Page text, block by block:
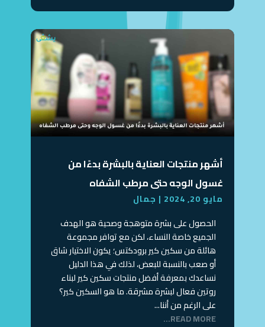
أشهر منتجات العناية بالبشرة بدءًا من
غسول الوجه حتى مرطب الشفاه
مايو 20, 2024 | جمال
الحصول على بشرة متوهجة وصحية هو الهدف
الجميع خاصة النساء، لكن مع توافر مجموعة
هائلة من سكين كير برودكتس؛ يكون الاختيار شاق
أو صعب بالنسبة للبعض، لذلك في هذا الدليل
نساعدك بمعرفة أفضل منتجات سكين كير لبناء
روتين فعال لبشرة مشرقة. ما هو السكين كير؟
على الرغم من أننا...
READ MORE...